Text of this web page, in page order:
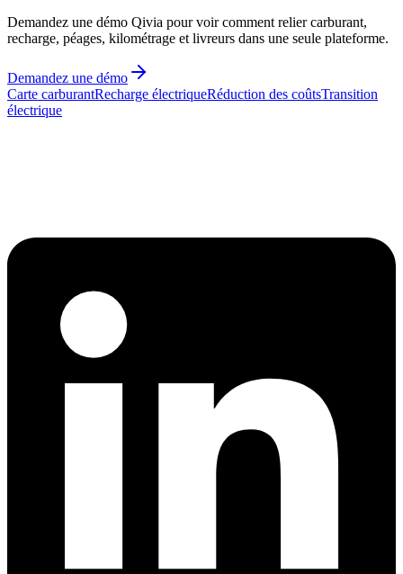
Demandez une démo Qivia pour voir comment relier carburant,
recharge, péages, kilométrage et livreurs dans une seule plateforme.
Demandez une démo
Carte carburantRecharge électriqueRéduction des coûtsTransition
électrique